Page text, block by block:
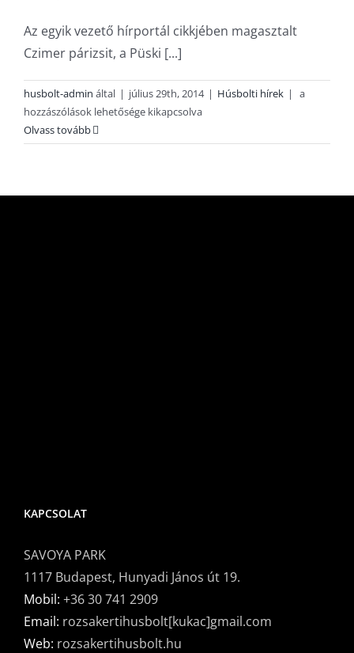
Az egyik vezető hírportál cikkjében magasztalt
Czimer párizsit, a Püski [...]
husbolt-admin által | július 29th, 2014 | Húsbolti hírek |
Díjnyertes
Czimer
a
hozzászólások lehetősége kikapcsolva
Olvass tovább
KAPCSOLAT
SAVOYA PARK
1117 Budapest, Hunyadi János út 19.
Mobil: +36 30 741 2909
Email: rozsakertihusbolt[kukac]gmail.com
Web: rozsakertihusbolt.hu